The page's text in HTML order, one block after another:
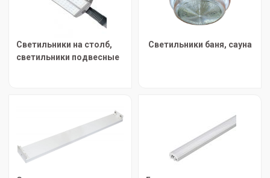
Светильники на столб,
светильники подвесные
Светильники баня, сауна